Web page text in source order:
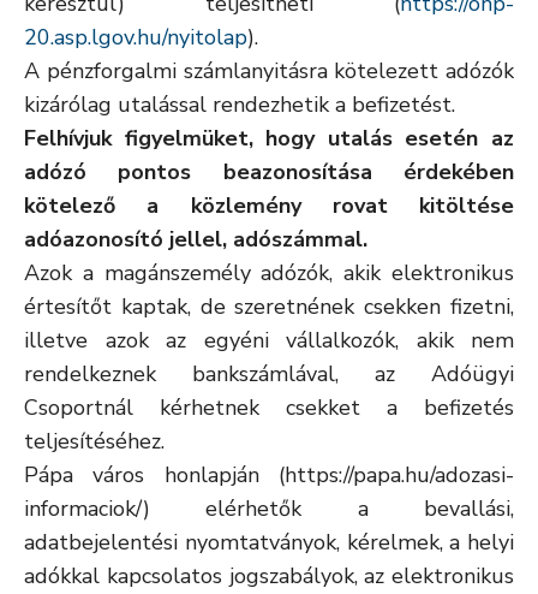
20.asp.lgov.hu/nyitolap).
A pénzforgalmi számlanyitásra kötelezett adózók
kizárólag utalással rendezhetik a befizetést.
Felhívjuk figyelmüket, hogy utalás esetén az
adózó pontos beazonosítása érdekében
kötelező a közlemény rovat kitöltése
adóazonosító jellel, adószámmal.
Azok a magánszemély adózók, akik elektronikus
értesítőt kaptak, de szeretnének csekken fizetni,
illetve azok az egyéni vállalkozók, akik nem
rendelkeznek bankszámlával, az Adóügyi
Csoportnál kérhetnek csekket a befizetés
teljesítéséhez.
Pápa város honlapján (https://papa.hu/adozasi-
informaciok/) elérhetők a bevallási,
adatbejelentési nyomtatványok, kérelmek, a helyi
adókkal kapcsolatos jogszabályok, az elektronikus